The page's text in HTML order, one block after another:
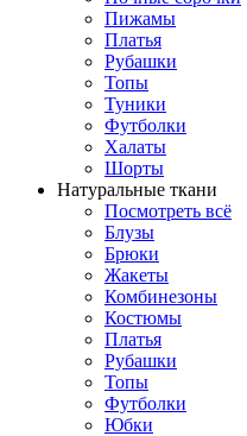
Пижамы
Платья
Рубашки
Топы
Туники
Футболки
Халаты
Шорты
Натуральные ткани
Посмотреть всё
Блузы
Брюки
Жакеты
Комбинезоны
Костюмы
Платья
Рубашки
Топы
Футболки
Юбки